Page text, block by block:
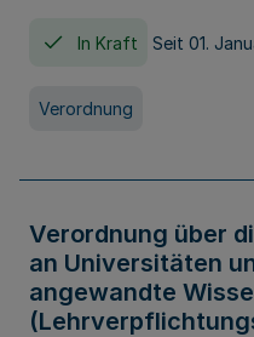
In Kraft Seit 01.
Verordnung
Verordnung über
an Universitäten
angewandte